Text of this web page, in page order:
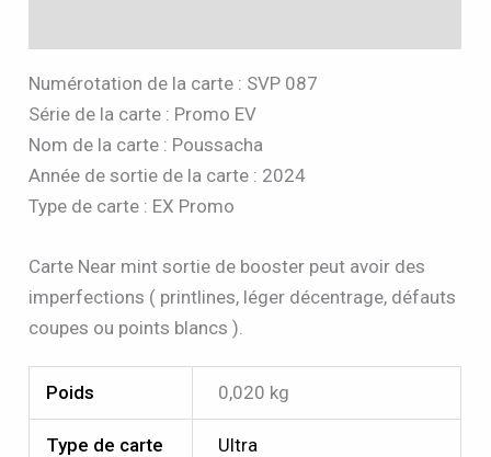
Numérotation de la carte : SVP 087
Série de la carte : Promo EV
Nom de la carte : Poussacha
Année de sortie de la carte : 2024
Type de carte : EX Promo
Carte Near mint sortie de booster peut avoir des
imperfections ( printlines, léger décentrage, défauts
coupes ou points blancs ).
Poids 0,020 kg
Type de carte Ultra